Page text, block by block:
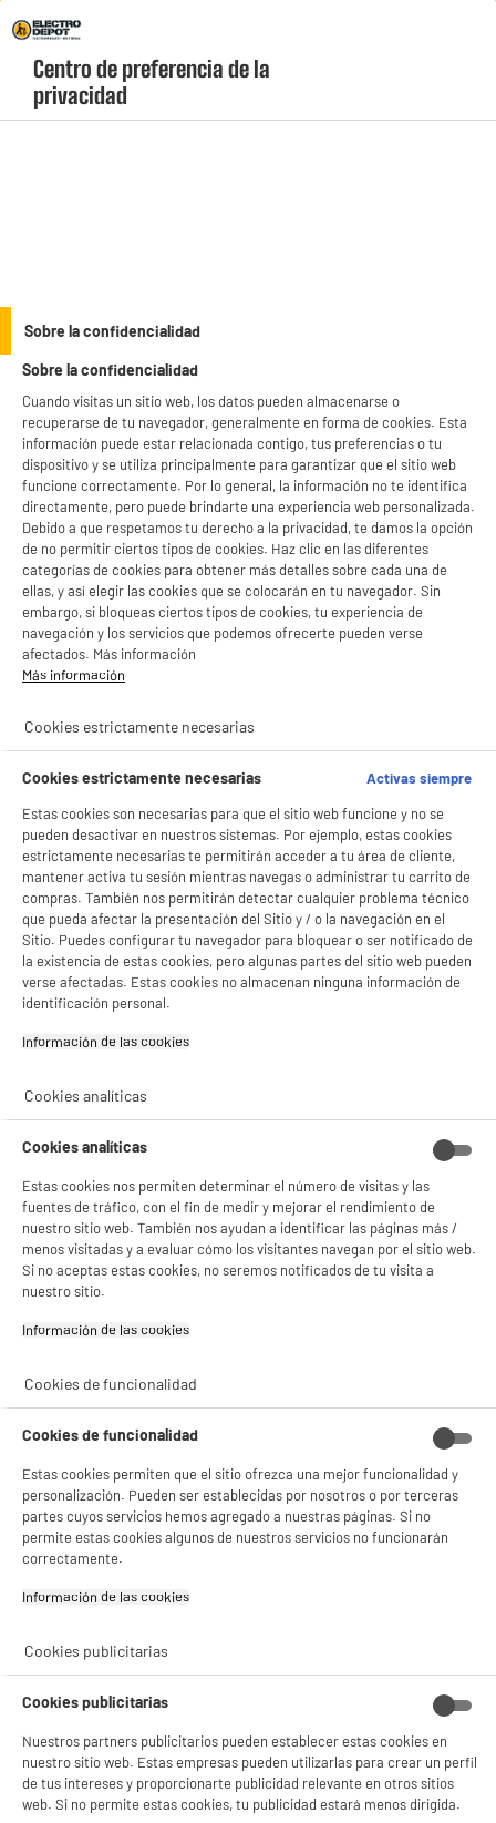
Menú
geolocation-header-icon-text
account
Negro
product_anchor_characteristics
7
Garantía incluida :
Características
Marca
Tipo de producto cargador
Colores Negro
Plus produit balisage
Référence constructeur
Peso neto
Código del artículo
DEPOT
Con el fin de mejorar tu experiencia, y tras tu consentimiento, ELECTRO DEPOT
y sus socios utilizan cookies que procesan tus datos personales para:
- ofrecer publicidad y comunicaciones personalizadas
- facilitar el intercambio de contenido en las redes sociales
- analizar el tráfico en nuestro sitio web Consulta la política de cookies.
Consulta la política de cookies.
Si aceptas, la experiencia será aún mejor. Si no acepta, se utilizarán cookies
estadísticas anónimas basadas en tu navegación. Puedes oponerte a su uso
gestionando sus cookies.
¡Buena visita!
Gestionar cookies
Centro de preferencia de la
privacidad
Sobre la confidencialidad
Sobre la confidencialidad
Cuando visitas un sitio web, los datos pueden almacenarse o
recuperarse de tu navegador, generalmente en forma de cookies. Esta
información puede estar relacionada contigo, tus preferencias o tu
dispositivo y se utiliza principalmente para garantizar que el sitio web
funcione correctamente. Por lo general, la información no te identifica
directamente, pero puede brindarte una experiencia web personalizada.
Debido a que respetamos tu derecho a la privacidad, te damos la opción
de no permitir ciertos tipos de cookies. Haz clic en las diferentes
categorías de cookies para obtener más detalles sobre cada una de
ellas, y así elegir las cookies que se colocarán en tu navegador. Sin
embargo, si bloqueas ciertos tipos de cookies, tu experiencia de
navegación y los servicios que podemos ofrecerte pueden verse
afectados. Más información
Más información
Cookies estrictamente necesarias
Cookies estrictamente necesarias
Activas siempre
Estas cookies son necesarias para que el sitio web funcione y no se
pueden desactivar en nuestros sistemas. Por ejemplo, estas cookies
estrictamente necesarias te permitirán acceder a tu área de cliente,
mantener activa tu sesión mientras navegas o administrar tu carrito de
compras. También nos permitirán detectar cualquier problema técnico
que pueda afectar la presentación del Sitio y / o la navegación en el
Sitio. Puedes configurar tu navegador para bloquear o ser notificado de
la existencia de estas cookies, pero algunas partes del sitio web pueden
verse afectadas. Estas cookies no almacenan ninguna información de
identificación personal.
Información de las cookies‎
Cookies analíticas
Cookies analíticas
Estas cookies nos permiten determinar el número de visitas y las
fuentes de tráfico, con el fin de medir y mejorar el rendimiento de
nuestro sitio web. También nos ayudan a identificar las páginas más /
menos visitadas y a evaluar cómo los visitantes navegan por el sitio web.
Si no aceptas estas cookies, no seremos notificados de tu visita a
nuestro sitio.
Información de las cookies‎
Cookies de funcionalidad
Cookies de funcionalidad
Estas cookies permiten que el sitio ofrezca una mejor funcionalidad y
personalización. Pueden ser establecidas por nosotros o por terceras
partes cuyos servicios hemos agregado a nuestras páginas. Si no
permite estas cookies algunos de nuestros servicios no funcionarán
correctamente.
Información de las cookies‎
Cookies publicitarias
Cookies publicitarias
Nuestros partners publicitarios pueden establecer estas cookies en
nuestro sitio web. Estas empresas pueden utilizarlas para crear un perfil
de tus intereses y proporcionarte publicidad relevante en otros sitios
web. Si no permite estas cookies, tu publicidad estará menos dirigida.